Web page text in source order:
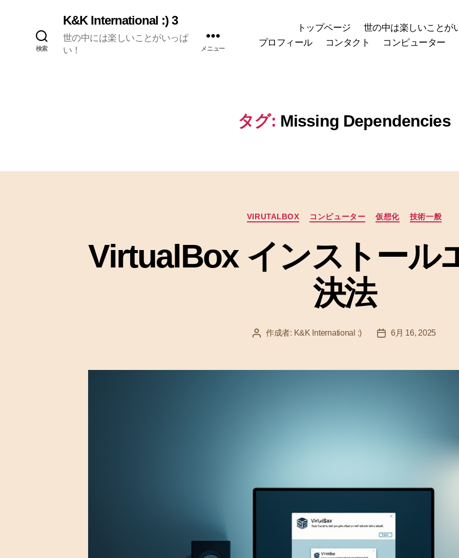
検索
K&K International :) 3
世の中には楽しいことがいっぱ
い！
メニュー
トップページ
世の中は楽しいことが
プロフィール
コンタクト コンピューター
タグ: Missing Dependencies
カ
テ
VIRUTALBOX コンピューター 仮想化 技術一般
VirtualBox インストール
決法
投 作成者: K&K International :)
投
6月 16, 2025